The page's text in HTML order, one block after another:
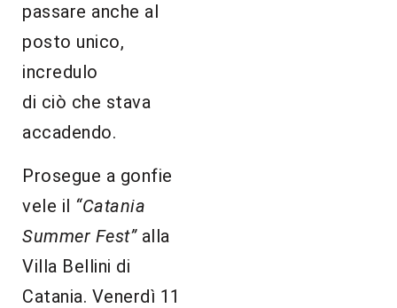
passare anche al
posto unico,
incredulo
di ciò che stava
accadendo.
Prosegue a gonfie
vele il “Catania
Summer Fest”alla
Villa Bellini di
Catania. Venerdì 11